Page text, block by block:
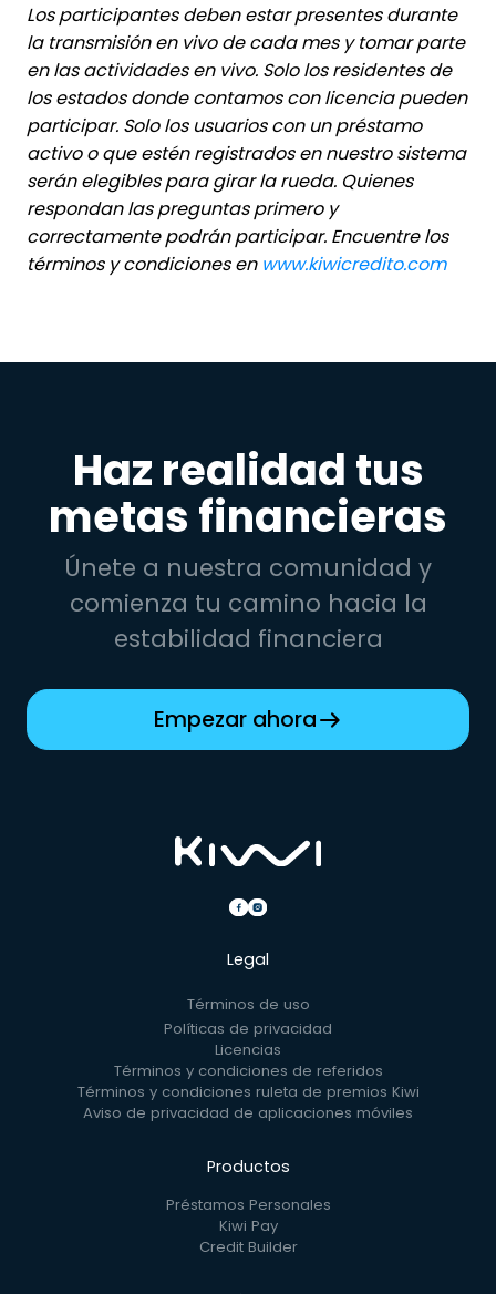
Los participantes deben estar presentes durante
la transmisión en vivo de cada mes y tomar parte
en las actividades en vivo. Solo los residentes de
los estados donde contamos con licencia pueden
participar. Solo los usuarios con un préstamo
activo o que estén registrados en nuestro sistema
serán elegibles para girar la rueda. Quienes
respondan las preguntas primero y
correctamente podrán participar. Encuentre los
términos y condiciones enwww.kiwicredito.com
Haz realidad tus
metas financieras
Únete a nuestra comunidad y
comienza tu camino hacia la
estabilidad financiera
Empezar ahora
Legal
Términos de uso
Políticas de privacidad
Licencias
Términos y condiciones de referidos
Términos y condiciones ruleta de premios Kiwi
Aviso de privacidad de aplicaciones móviles
Productos
Préstamos Personales
Kiwi Pay
Credit Builder